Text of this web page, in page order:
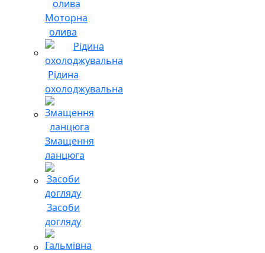
Моторна
олива
Рідина
охолоджувальна
Змащення
ланцюга
Засоби
догляду